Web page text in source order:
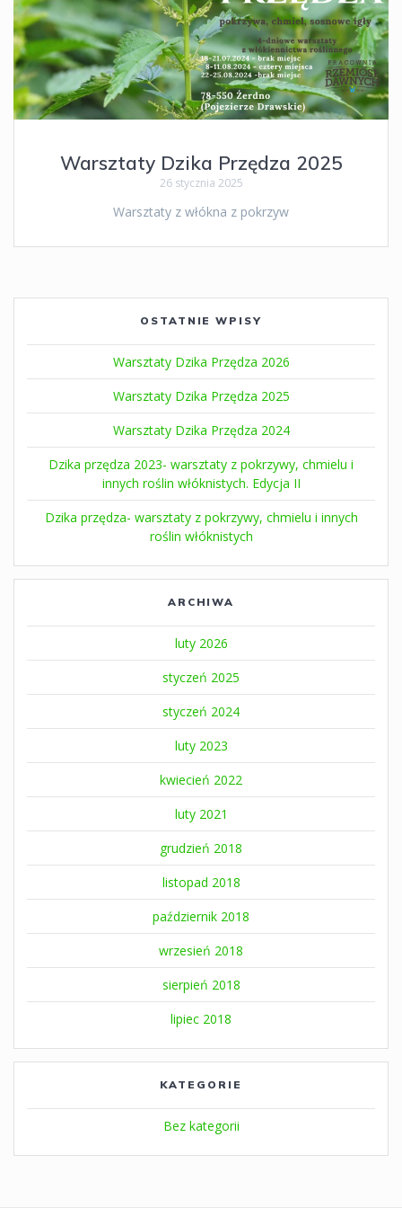
Warsztaty Dzika Przędza 2025
26 stycznia 2025
Warsztaty z włókna z pokrzyw
OSTATNIE WPISY
Warsztaty Dzika Przędza 2026
Warsztaty Dzika Przędza 2025
Warsztaty Dzika Przędza 2024
Dzika przędza 2023- warsztaty z pokrzywy, chmielu i
innych roślin włóknistych. Edycja II
Dzika przędza- warsztaty z pokrzywy, chmielu i innych
roślin włóknistych
ARCHIWA
luty 2026
styczeń 2025
styczeń 2024
luty 2023
kwiecień 2022
luty 2021
grudzień 2018
listopad 2018
październik 2018
wrzesień 2018
sierpień 2018
lipiec 2018
KATEGORIE
Bez kategorii